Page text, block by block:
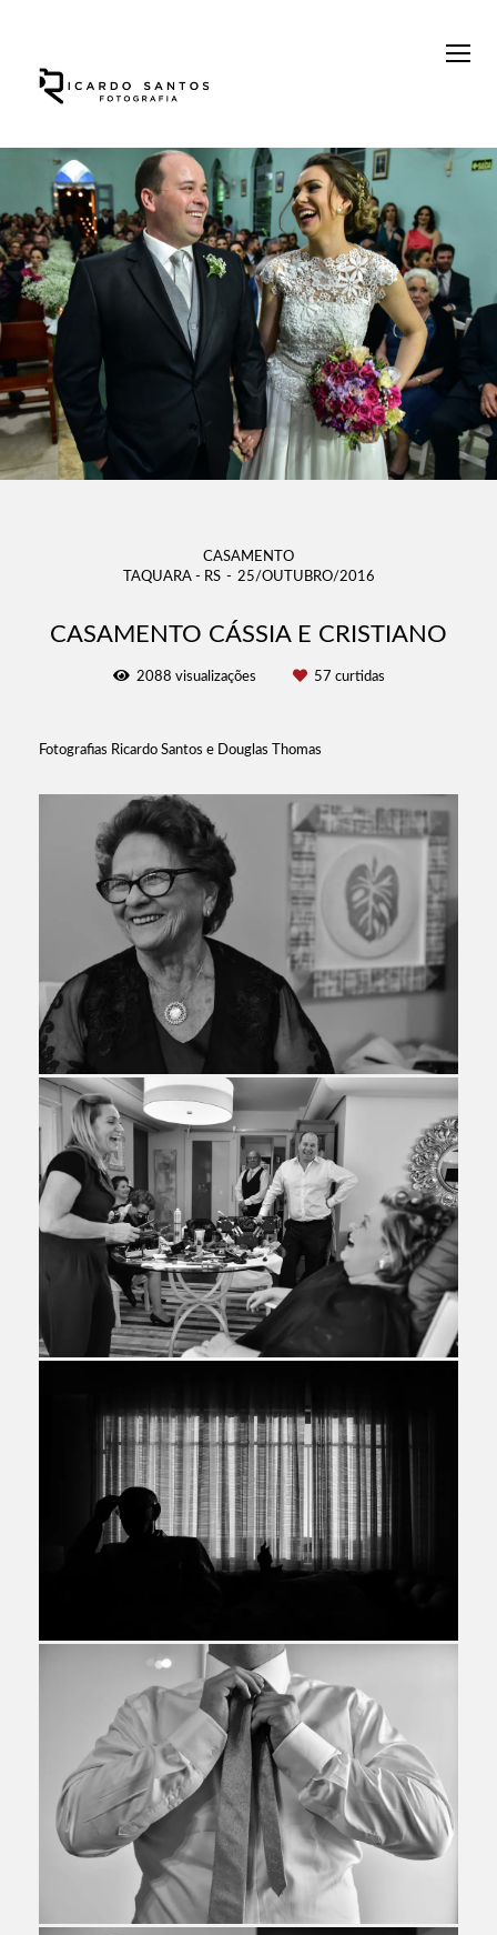
CASAMENTO
TAQUARA - RS
25/OUTUBRO/2016
CASAMENTO CÁSSIA E CRISTIANO
2088 visualizações 57 curtidas
Fotografias Ricardo Santos e Douglas Thomas